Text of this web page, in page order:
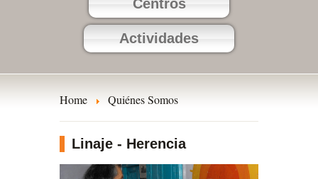
Centros
Actividades
Home Quiénes Somos
Linaje - Herencia